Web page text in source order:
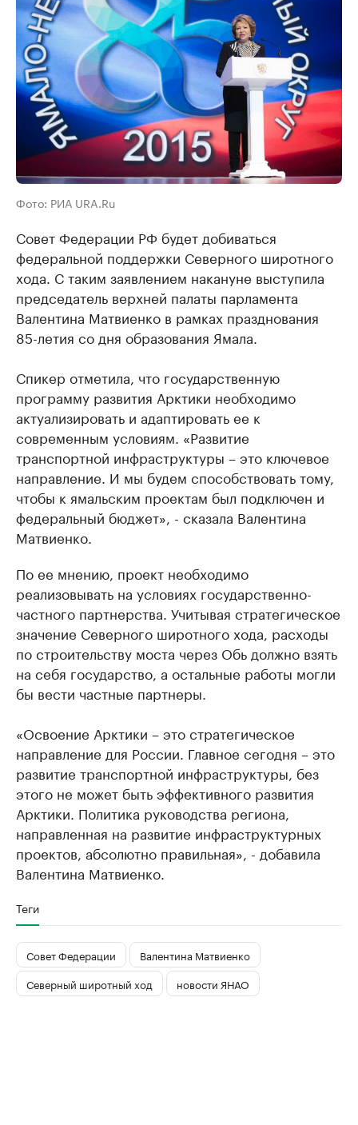
Фото: РИА URA.Ru
Совет Федерации РФ будет добиваться
федеральной поддержки Северного широтного
хода. С таким заявлением накануне выступила
председатель верхней палаты парламента
Валентина Матвиенко в рамках празднования
85-летия со дня образования Ямала.
Спикер отметила, что государственную
программу развития Арктики необходимо
актуализировать и адаптировать ее к
современным условиям. «Развитие
транспортной инфраструктуры – это ключевое
направление. И мы будем способствовать тому,
чтобы к ямальским проектам был подключен и
федеральный бюджет», - сказала Валентина
Матвиенко.
По ее мнению, проект необходимо
реализовывать на условиях государственно-
частного партнерства. Учитывая стратегическое
значение Северного широтного хода, расходы
по строительству моста через Обь должно взять
на себя государство, а остальные работы могли
бы вести частные партнеры.
«Освоение Арктики – это стратегическое
направление для России. Главное сегодня – это
развитие транспортной инфраструктуры, без
этого не может быть эффективного развития
Арктики. Политика руководства региона,
направленная на развитие инфраструктурных
проектов, абсолютно правильная», - добавила
Валентина Матвиенко.
Теги
Совет Федерации
Валентина Матвиенко
Северный широтный ход
новости ЯНАО